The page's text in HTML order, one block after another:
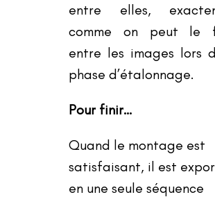
entre elles,
comme on peut le
entre les images lors
phase d’étalonnage.
Pour finir…
Quand le montage est
satisfaisant, il est
en une seule séquence